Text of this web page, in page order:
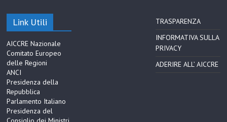
Link Utili
AICCRE Nazionale
Comitato Europeo
delle Regioni
ANCI
Presidenza della
Repubblica
Parlamento Italiano
Presidenza del
TRASPARENZA
INFORMATIVA SULLA
PRIVACY
ADERIRE ALL’ AICCRE